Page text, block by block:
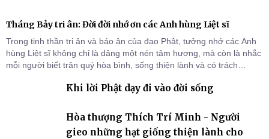
Tháng Bảy tri ân: Đời đời nhớ ơn các Anh hùng Liệt sĩ
Trong tinh thần tri ân và báo ân của đạo Phật, tưởng nhớ các Anh
hùng Liệt sĩ không chỉ là dâng một nén tâm hương, mà còn là nhắc
mỗi người biết trân quý hòa bình, sống thiện lành và có trách
Khi lời Phật dạy đi vào đời sống
Hòa thượng Thích Trí Minh - Người
gieo những hạt giống thiện lành cho